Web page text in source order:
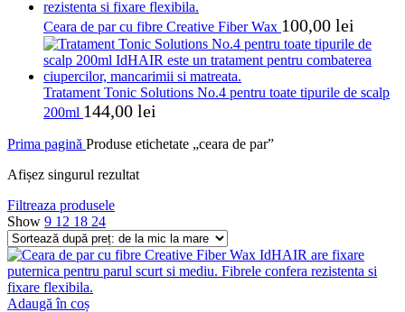
Ceara de par cu fibre Creative Fiber Wax 100,00 lei
Tratament Tonic Solutions No.4 pentru toate tipurile de scalp
200ml 144,00 lei
Prima pagină Produse etichetate „ceara de par”
Afișez singurul rezultat
Filtreaza produsele
Show 9 12 18 24
Adaugă în coș